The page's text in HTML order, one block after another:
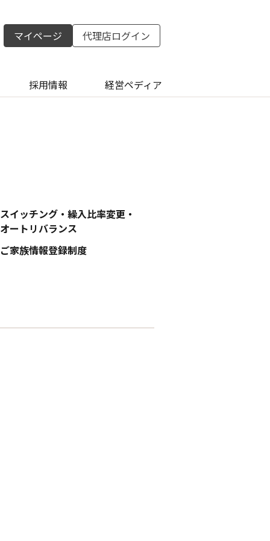
採用情報 経営ペディア
マイページ 代理店ログイン
スイッチング・繰入比率変更・
オートリバランス
ご家族情報登録制度